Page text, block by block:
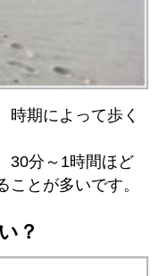
時期によって歩く
30分～1時間ほど
とが多いです。
？